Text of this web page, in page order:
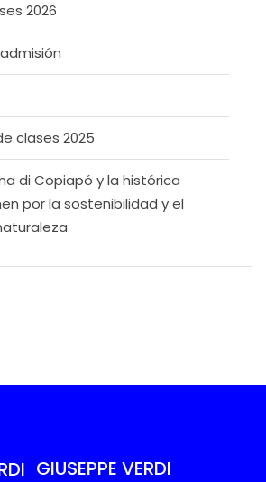
2026
clases 2025
di Copiapó y la histórica
por la sostenibilidad y el
GIUSEPPE VERDI